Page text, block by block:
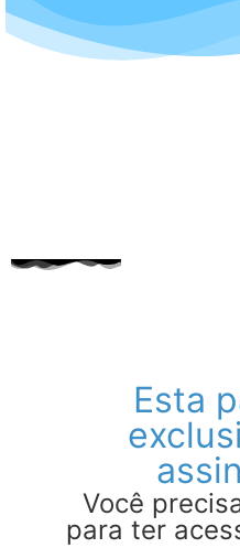
Esta
Você
para ter